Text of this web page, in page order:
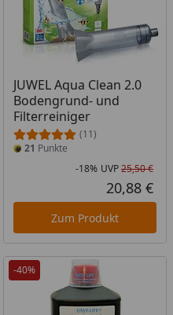
Preis
JUWEL Aqua Clean 2.0
Bodengrund- und
Filterreiniger
(11)
21 Punkte
-18% UVP25,50 €
20,88 €
Zum Produkt
-40%